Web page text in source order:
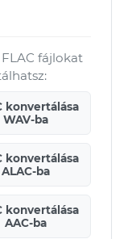
fájlokat
konvertálása
WAV-ba
konvertálása
ALAC-ba
konvertálása
AAC-ba